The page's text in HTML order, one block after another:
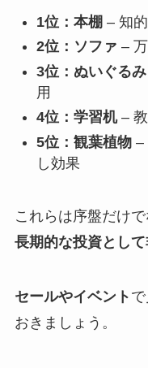
1位：本棚 – 知
2位：ソファ –
3位：ぬいぐるみ
用
4位：学習机–
5位：観葉植物–
し効果
これらは序盤だけ
長期的な投資とし
セールやイベント
おきましょう。